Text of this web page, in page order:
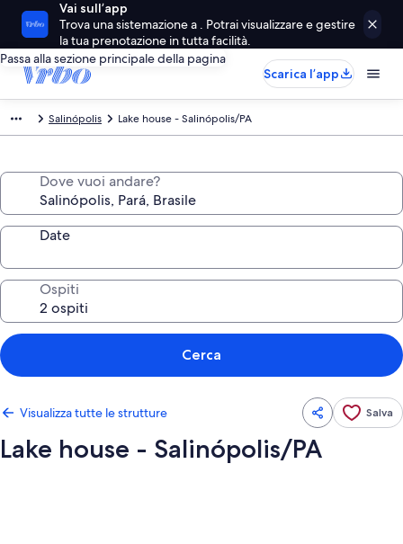
Vai sull’app
Trova una sistemazione a . Potrai visualizzare e gestire
la tua prenotazione in tutta facilità.
Passa alla sezione principale della pagina
Scarica l’app
Salinópolis Lake house - Salinópolis/PA
Dove vuoi andare?
Date
Ospiti
Cerca
Visualizza tutte le strutture Salva
Lake house - Salinópolis/PA